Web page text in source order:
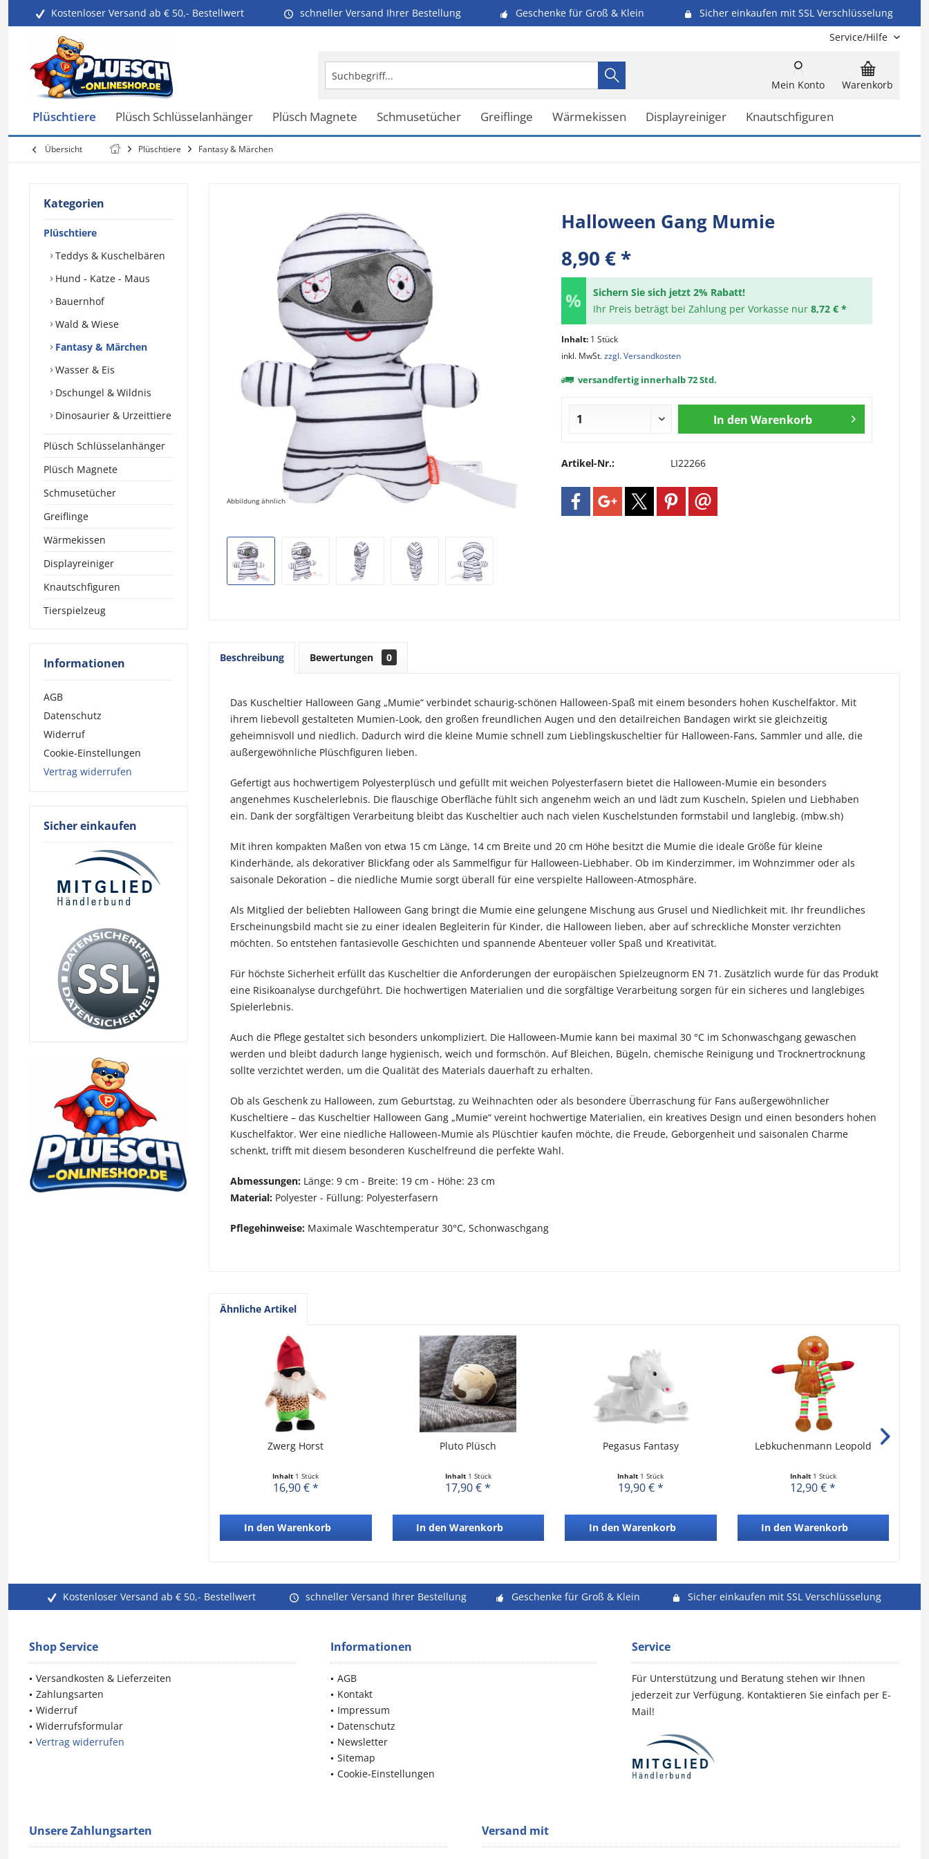
Kostenloser Versand ab € 50,- Bestellwert schneller Versand Ihrer Bestellung Geschenke für Groß & Klein
Sicher einkaufen mit SSL Verschlüsselung
Service/Hilfe
Warenkorb
Mein Konto
Plüschtiere Plüsch Schlüsselanhänger Plüsch Magnete Schmusetücher Greiflinge Wärmekissen Displayreiniger Knautschfiguren
Übersicht Plüschtiere Fantasy & Märchen
Kategorien
Plüschtiere
Teddys & Kuschelbären
Hund - Katze - Maus
Bauernhof
Wald & Wiese
Fantasy & Märchen
Wasser & Eis
Dschungel & Wildnis
Dinosaurier & Urzeittiere
Plüsch Schlüsselanhänger
Plüsch Magnete
Schmusetücher
Greiflinge
Wärmekissen
Displayreiniger
Knautschfiguren
Tierspielzeug
Informationen
AGB
Datenschutz
Widerruf
Cookie-Einstellungen
Vertrag widerrufen
Sicher einkaufen
Abbildung ähnlich
Halloween Gang Mumie
8,90 € *
Sichern Sie sich jetzt 2% Rabatt!
Ihr Preis beträgt bei Zahlung per Vorkasse nur 8,72 € *
Inhalt: 1 Stück
inkl. MwSt.zzgl. Versandkosten
versandfertig innerhalb 72 Std.
In den Warenkorb
Artikel-Nr.: LI22266
Beschreibung Bewertungen 0
Das Kuscheltier Halloween Gang „Mumie“ verbindet schaurig-schönen Halloween-Spaß mit einem besonders hohen Kuschelfaktor. Mit
ihrem liebevoll gestalteten Mumien-Look, den großen freundlichen Augen und den detailreichen Bandagen wirkt sie gleichzeitig
geheimnisvoll und niedlich. Dadurch wird die kleine Mumie schnell zum Lieblingskuscheltier für Halloween-Fans, Sammler und alle, die
außergewöhnliche Plüschfiguren lieben.
Gefertigt aus hochwertigem Polyesterplüsch und gefüllt mit weichen Polyesterfasern bietet die Halloween-Mumie ein besonders
angenehmes Kuschelerlebnis. Die flauschige Oberfläche fühlt sich angenehm weich an und lädt zum Kuscheln, Spielen und Liebhaben
ein. Dank der sorgfältigen Verarbeitung bleibt das Kuscheltier auch nach vielen Kuschelstunden formstabil und langlebig. (mbw.sh)
Mit ihren kompakten Maßen von etwa 15 cm Länge, 14 cm Breite und 20 cm Höhe besitzt die Mumie die ideale Größe für kleine
Kinderhände, als dekorativer Blickfang oder als Sammelfigur für Halloween-Liebhaber. Ob im Kinderzimmer, im Wohnzimmer oder als
saisonale Dekoration – die niedliche Mumie sorgt überall für eine verspielte Halloween-Atmosphäre.
Als Mitglied der beliebten Halloween Gang bringt die Mumie eine gelungene Mischung aus Grusel und Niedlichkeit mit. Ihr freundliches
Erscheinungsbild macht sie zu einer idealen Begleiterin für Kinder, die Halloween lieben, aber auf schreckliche Monster verzichten
möchten. So entstehen fantasievolle Geschichten und spannende Abenteuer voller Spaß und Kreativität.
Für höchste Sicherheit erfüllt das Kuscheltier die Anforderungen der europäischen Spielzeugnorm EN 71. Zusätzlich wurde für das Produkt
eine Risikoanalyse durchgeführt. Die hochwertigen Materialien und die sorgfältige Verarbeitung sorgen für ein sicheres und langlebiges
Spielerlebnis.
Auch die Pflege gestaltet sich besonders unkompliziert. Die Halloween-Mumie kann bei maximal 30 °C im Schonwaschgang gewaschen
werden und bleibt dadurch lange hygienisch, weich und formschön. Auf Bleichen, Bügeln, chemische Reinigung und Trocknertrocknung
sollte verzichtet werden, um die Qualität des Materials dauerhaft zu erhalten.
Ob als Geschenk zu Halloween, zum Geburtstag, zu Weihnachten oder als besondere Überraschung für Fans außergewöhnlicher
Kuscheltiere – das Kuscheltier Halloween Gang „Mumie“ vereint hochwertige Materialien, ein kreatives Design und einen besonders hohen
Kuschelfaktor. Wer eine niedliche Halloween-Mumie als Plüschtier kaufen möchte, die Freude, Geborgenheit und saisonalen Charme
schenkt, trifft mit diesem besonderen Kuschelfreund die perfekte Wahl.
Abmessungen: Länge: 9 cm - Breite: 19 cm - Höhe: 23 cm
Material: Polyester - Füllung: Polyesterfasern
Pflegehinweise: Maximale Waschtemperatur 30°C, Schonwaschgang
Ähnliche Artikel
Zwerg Horst
Inhalt 1 Stück
16,90 € *
In den Warenkorb
Pluto Plüsch
Inhalt 1 Stück
17,90 € *
In den Warenkorb
Pegasus Fantasy
Inhalt 1 Stück
19,90 € *
In den Warenkorb
Lebkuchenmann Leopold
Inhalt 1 Stück
12,90 € *
In den Warenkorb
Kostenloser Versand ab € 50,- Bestellwert schneller Versand Ihrer Bestellung Geschenke für Groß & Klein Sicher einkaufen mit SSL Verschlüsselung
Shop Service
Versandkosten & Lieferzeiten
Zahlungsarten
Widerruf
Widerrufsformular
Vertrag widerrufen
Informationen
AGB
Kontakt
Impressum
Datenschutz
Newsletter
Sitemap
Cookie-Einstellungen
Service
Für Unterstützung und Beratung stehen wir Ihnen
jederzeit zur Verfügung. Kontaktieren Sie einfach per E-
Mail!
Unsere Zahlungsarten Versand mit